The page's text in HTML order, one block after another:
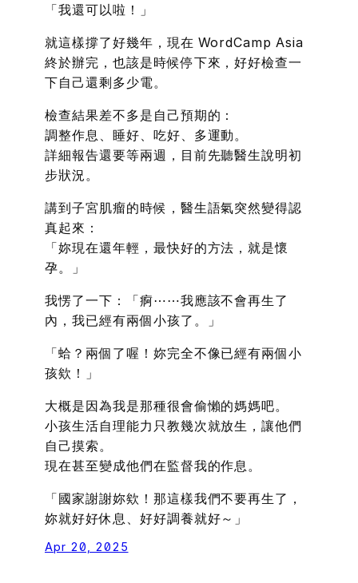
「我還可以啦！」
就這樣撐了好幾年，現在 WordCamp Asia
終於辦完，也該是時候停下來，好好檢查一
下自己還剩多少電。
檢查結果差不多是自己預期的：
調整作息、睡好、吃好、多運動。
詳細報告還要等兩週，目前先聽醫生說明初
步狀況。
講到子宮肌瘤的時候，醫生語氣突然變得認
真起來：
「妳現在還年輕，最快好的方法，就是懷
孕。」
我愣了一下：「痾⋯⋯我應該不會再生了
內，我已經有兩個小孩了。」
「蛤？兩個了喔！妳完全不像已經有兩個小
孩欸！」
大概是因為我是那種很會偷懶的媽媽吧。
小孩生活自理能力只教幾次就放生，讓他們
自己摸索。
現在甚至變成他們在監督我的作息。
「國家謝謝妳欸！那這樣我們不要再生了，
妳就好好休息、好好調養就好～」
Apr 20, 2025